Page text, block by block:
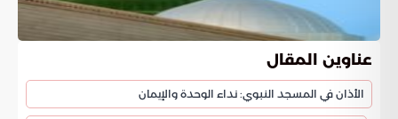
عناوين المقال
الأذان في المسجد النبوي: نداء الوحدة والإيمان